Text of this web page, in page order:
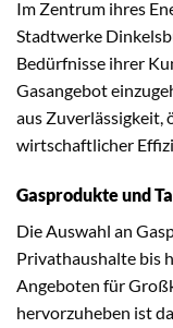
Im Zentrum ihres
Stadtwerke
Bedürfnisse ihrer
Gasangebot
aus Zuverlässigkeit,
wirtschaftlicher
Gasprodukte und
Die Auswahl an
Privathaushalte bis
Angeboten für
hervorzuheben ist